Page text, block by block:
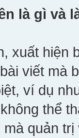
là gì và
xuất
viết mà
ví dụ
thể
quản